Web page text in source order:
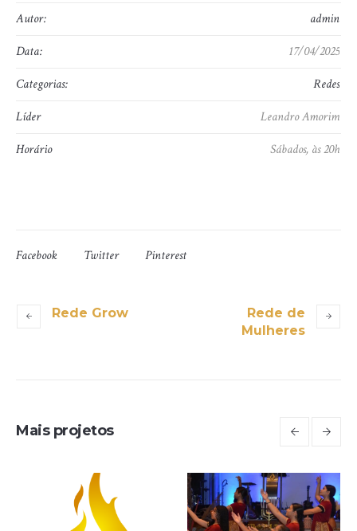
Autor:
admin
Data:
17/04/2025
Categorias:
Redes
Líder
Leandro Amorim
Horário
Sábados, às 20h
Facebook Twitter Pinterest
Rede Grow
Rede de
Mulheres
Mais projetos